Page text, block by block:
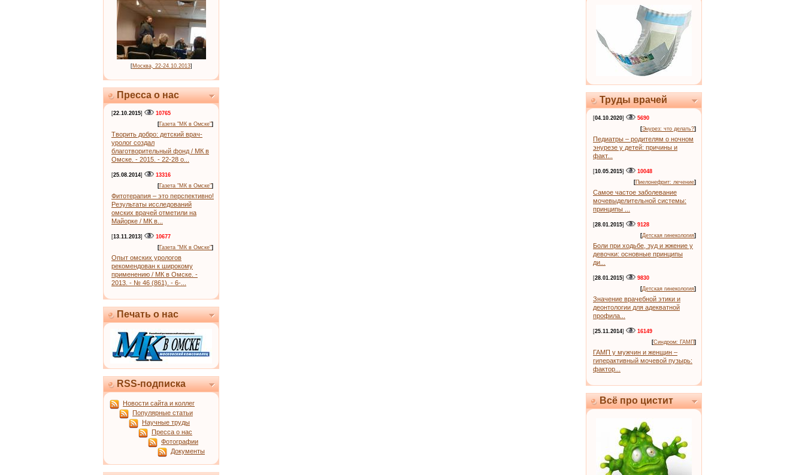
[Москва, 22-24.10.2013]
Пресса о нас
[22.10.2015]
10765
[Газета "МК в Омске"]
Творить добро: детский врач-
уролог создал
благотворительный фонд / МК в
Омске. - 2015. - 22-28 о...
[25.08.2014]
13316
[Газета "МК в Омске"]
Фитотерапия – это перспективно!
Результаты исследований
омских врачей отметили на
Майорке / МК в...
[13.11.2013]
10677
[Газета "МК в Омске"]
Опыт омских урологов
рекомендован к широкому
применению / МК в Омске. -
2013. - № 46 (861). - 6-...
Печать о нас
RSS-подписка
Новости сайта и коллег
Популярные статьи
Научные труды
Пресса о нас
Фотографии
Документы
Труды врачей
[04.10.2020]
5690
[Энурез: что делать?]
Педиатры – родителям о ночном
энурезе у детей: причины и
факт...
[10.05.2015]
10048
[Пиелонефрит: лечение]
Самое частое заболевание
мочевыделительной системы:
принципы ...
[28.01.2015]
9128
[Детская гинекология]
Боли при ходьбе, зуд и жжение у
девочки: основные принципы
ди...
[28.01.2015]
9830
[Детская гинекология]
Значение врачебной этики и
деонтологии для адекватной
профила...
[25.11.2014]
16149
[Синдром: ГАМП]
ГАМП у мужчин и женщин –
гиперактивный мочевой пузырь:
фактор...
Всё про цистит